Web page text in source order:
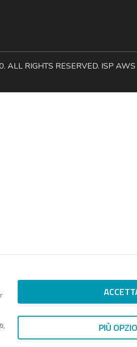
PIÙ
RIGHTS RESERVED. ISP AWS